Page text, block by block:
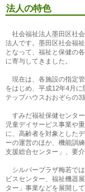
法人の特色
社会福祉法人墨田区社
法人です。墨田区社会福
となって、福祉と保健の
に寄与してきました。
現在は、各施設の指定
をはじめ、平成12年4月
テップハウスおおぞらの3
すみだ福祉保健センタ
児童デイサービス事業や
に、高齢者を対象とした
ーの運営のほか、機能訓
支援総合センター」、要
シルバープラザ梅若で
ビスセンター、福祉機器
ター」事業などを展開して